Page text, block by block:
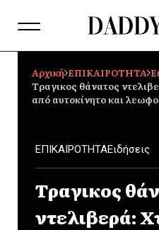
Αρχική ΕΠΙΚΑΙΡΟΤΗΤΑ
Tραγικος θάνατος
από αυτοκίνητο και
ΕΠΙΚΑΙΡΟΤΗΤΑΕιδήσεις
Tραγικος
ντελιβερά: